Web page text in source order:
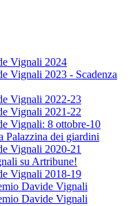
Vignali 2024
Vignali 2023 - Scadenza
Vignali 2022-23
Vignali 2021-22
Vignali: 8 ottobre-10
Palazzina dei giardini
Vignali 2020-21
su Artribune!
Vignali 2018-19
Davide Vignali
Davide Vignali